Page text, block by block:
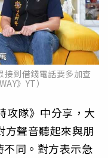
接到借錢電話要多加查
》YT）
攻隊》中分享，大
方聲音聽起來與朋
同。對方表示急